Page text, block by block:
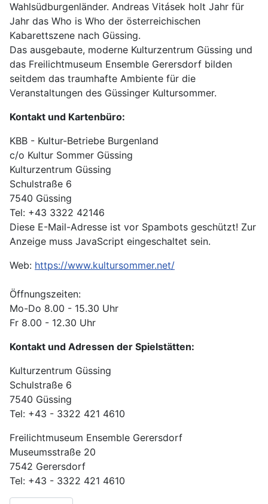
Wahlsüdburgenländer. Andreas Vitásek holt Jahr für
Jahr das Who is Who der österreichischen
Kabarettszene nach Güssing.
Das ausgebaute, moderne Kulturzentrum Güssing und
das Freilichtmuseum Ensemble Gerersdorf bilden
seitdem das traumhafte Ambiente für die
Veranstaltungen des Güssinger Kultursommer.
Kontakt und Kartenbüro:
KBB - Kultur-Betriebe Burgenland
c/o Kultur Sommer Güssing
Kulturzentrum Güssing
Schulstraße 6
7540 Güssing
Tel: +43 3322 42146
Diese E-Mail-Adresse ist vor Spambots geschützt! Zur
Anzeige muss JavaScript eingeschaltet sein.
Web: https://www.kultursommer.net/
Öffnungszeiten:
Mo-Do 8.00 - 15.30 Uhr
Fr 8.00 - 12.30 Uhr
Kontakt und Adressen der Spielstätten:
Kulturzentrum Güssing
Schulstraße 6
7540 Güssing
Tel: +43 - 3322 421 4610
Freilichtmuseum Ensemble Gerersdorf
Museumsstraße 20
7542 Gerersdorf
Tel: +43 - 3322 421 4610